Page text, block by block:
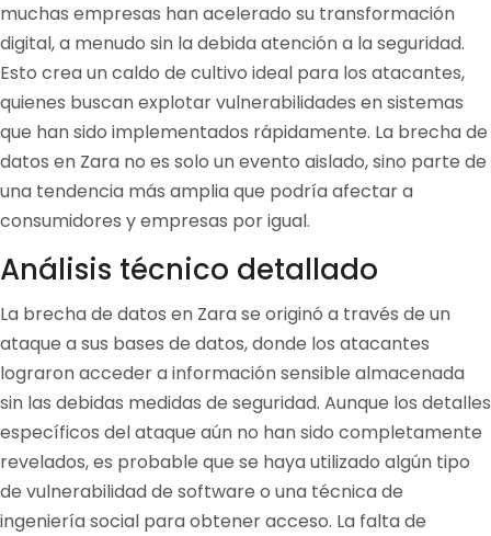
muchas empresas han acelerado su transformación
digital, a menudo sin la debida atención a la seguridad.
Esto crea un caldo de cultivo ideal para los atacantes,
quienes buscan explotar vulnerabilidades en sistemas
que han sido implementados rápidamente. La brecha de
datos en Zara no es solo un evento aislado, sino parte de
una tendencia más amplia que podría afectar a
consumidores y empresas por igual.
Análisis técnico detallado
La brecha de datos en Zara se originó a través de un
ataque a sus bases de datos, donde los atacantes
lograron acceder a información sensible almacenada
sin las debidas medidas de seguridad. Aunque los detalles
específicos del ataque aún no han sido completamente
revelados, es probable que se haya utilizado algún tipo
de vulnerabilidad de software o una técnica de
ingeniería social para obtener acceso. La falta de